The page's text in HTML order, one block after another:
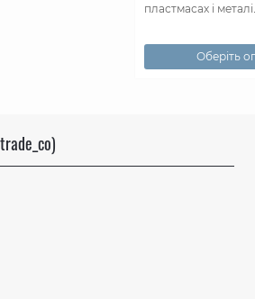
пластмасах і металі.
Оберіть